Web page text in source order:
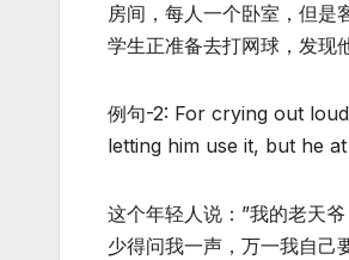
房间，每人一个卧室，但是
学生正准备去打网球，发现
例句-2: For crying out
letting him use it, but he
这个年轻人说：”我的老天
少得问我一声，万一我自己